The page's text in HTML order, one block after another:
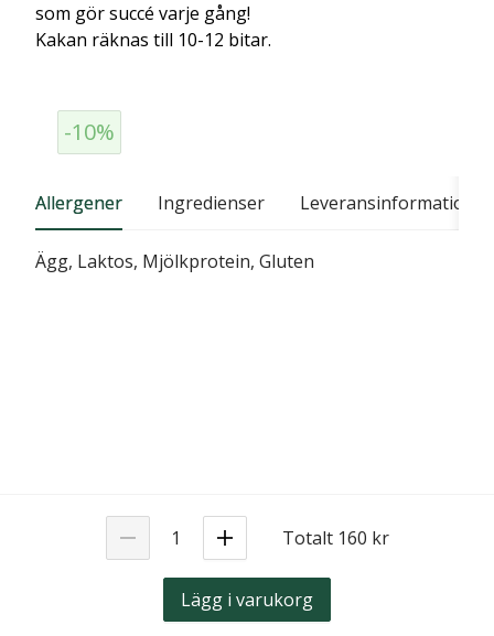
som gör succé varje gång!
Kakan räknas till 10-12 bitar.
-10%
Allergener Ingredienser Leveransinformation
Ägg, Laktos, Mjölkprotein, Gluten
Totalt 160 kr
Lägg i varukorg